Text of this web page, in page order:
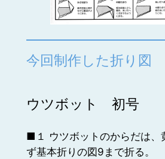
今回制作した折り図
ウツボット 初号
■１ ウツボットのからだは、
ず基本折りの図9まで折る。